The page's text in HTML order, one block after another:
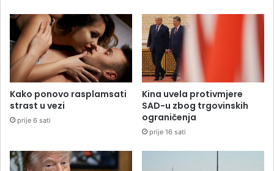
Kako ponovo rasplamsati
strast u vezi
prije 6 sati
Kina uvela protivmjere
SAD-u zbog trgovinskih
ograničenja
prije 16 sati